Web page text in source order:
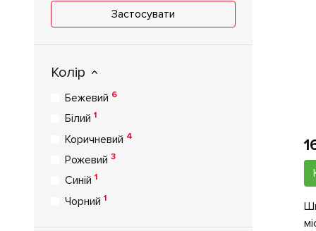
Застосувати
Колір
Бежевий 6
Білий1
Коричневий 4
Рожевий 3
Синій1
Чорний1